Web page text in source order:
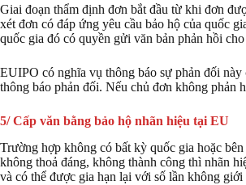
Giai đoạn thẩm định đơn bắt đầu từ khi đơn
xét đơn có đáp ứng yêu cầu bảo hộ của quốc
quốc gia đó có quyền gửi văn bản phản hồi
EUIPO có nghĩa vụ thông báo sự phản đối
thông báo phản đối. Nếu chủ đơn không phản
5/ Cấp văn bằng bảo hộ nhãn hiệu tại EU
Trường hợp không có bất kỳ quốc gia hoặc
không thoả đáng, không thành công thì nhãn
và có thể được gia hạn lại với số lần không giới